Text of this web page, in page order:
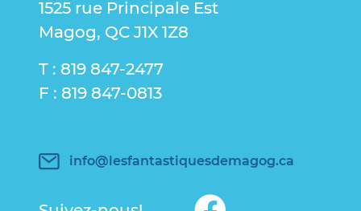
1525 rue Principale Est
Magog, QC J1X 1Z8
T : 819 847-2477
F : 819 847-0813
info@lesfantastiquesdemagog.ca